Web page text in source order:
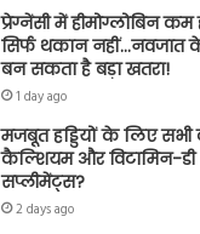
प्रेग्नेंसी में हीमोग्लोबिन कम
सिर्फ थकान नहीं…नवजात
बन सकता है बड़ा खतरा!
1 day ago
मजबूत हड्डियों के लिए सभी
कैल्शियम और विटामिन-डी
सप्लीमेंट्स?
2 days ago